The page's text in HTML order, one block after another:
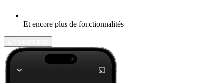
Et encore plus de fonctionnalités